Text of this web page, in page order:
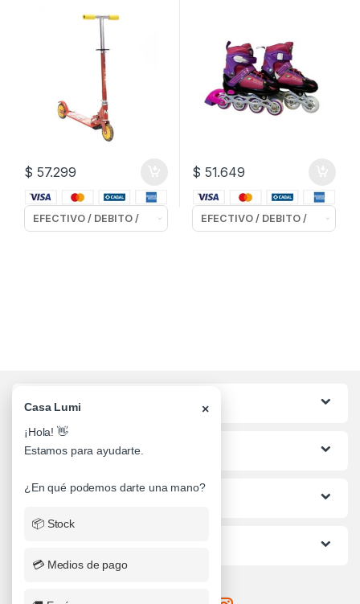
$ 57.299 $ 51.649
Categorias
Lo mas buscado
Informacion al Cliente
Casa Lumi ×
¡Hola! 👋
Estamos para ayudarte.
¿En qué podemos darte una mano?
📦 Stock
💳 Medios de pago